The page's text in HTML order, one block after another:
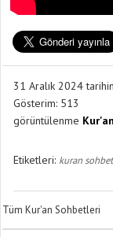
31 Aralık 2024
Gösterim: 513
görüntülenme
Etiketleri: kuran
Tüm Kur'an Sohbetleri